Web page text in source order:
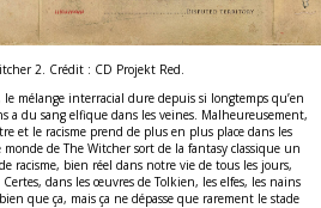
2. Crédit : CD Projekt Red.
le mélange interracial dure depuis si longtemps qu’en
a du sang elfique dans les veines. Malheureusement,
et le racisme prend de plus en plus place dans les
de The Witcher sort de la fantasy classique un
racisme, bien réel dans notre vie de tous les jours,
dans les œuvres de Tolkien, les elfes, les nains
que ça, mais ça ne dépasse que rarement le stade